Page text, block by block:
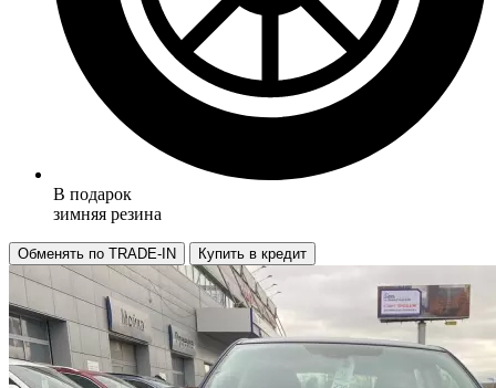
В подарок
зимняя резина
Обменять по TRADE-IN Купить в кредит